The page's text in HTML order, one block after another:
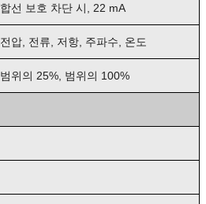
합선 보호 차단 시, 22 mA
전압, 전류, 저항, 주파수, 온도
범위의 25%, 범위의 100%